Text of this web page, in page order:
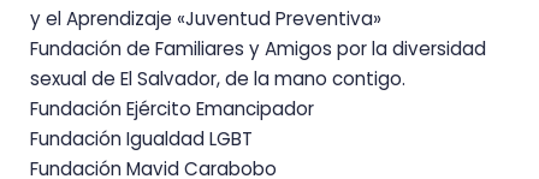
y el Aprendizaje «Juventud Preventiva»
Fundación de Familiares y Amigos por la diversidad
sexual de El Salvador, de la mano contigo.
Fundación Ejército Emancipador
Fundación Igualdad LGBT
Fundación Mavid Carabobo